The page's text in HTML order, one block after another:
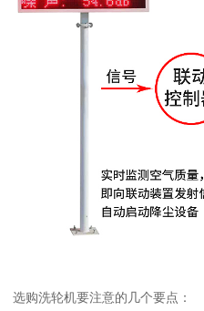
选购洗轮机要注意的几个要点：